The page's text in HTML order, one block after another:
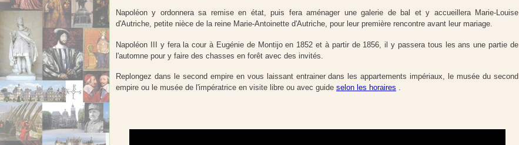
Napoléon y ordonnera sa remise en état, puis fera aménager une galerie de bal et y accueillera Marie-Louise
d'Autriche, petite nièce de la reine Marie-Antoinette d'Autriche, pour leur première rencontre avant leur mariage.
Napoléon III y fera la cour à Eugénie de Montijo en 1852 et à partir de 1856, il y passera tous les ans une partie de
l'automne pour y faire des chasses en forêt avec des invités.
Replongez dans le second empire en vous laissant entrainer dans les appartements impériaux, le musée du second
empire ou le musée de l'impératrice en visite libre ou avec guide selon les horaires .